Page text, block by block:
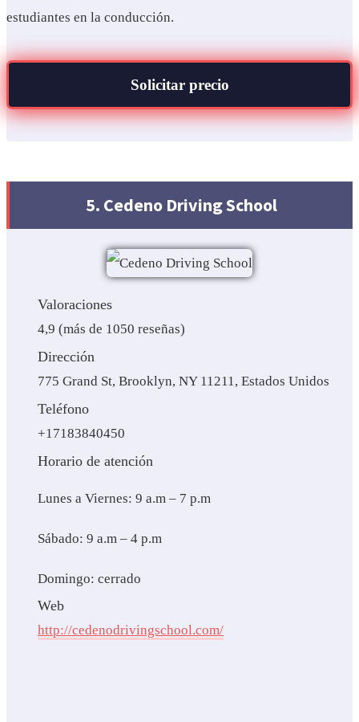
estudiantes en la conducción.
Solicitar precio
5. Cedeno Driving School
Valoraciones
4,9 (más de 1050 reseñas)
Dirección
775 Grand St, Brooklyn, NY 11211, Estados Unidos
Teléfono
+17183840450
Horario de atención
Lunes a Viernes: 9 a.m – 7 p.m
Sábado: 9 a.m – 4 p.m
Domingo: cerrado
Web
http://cedenodrivingschool.com/